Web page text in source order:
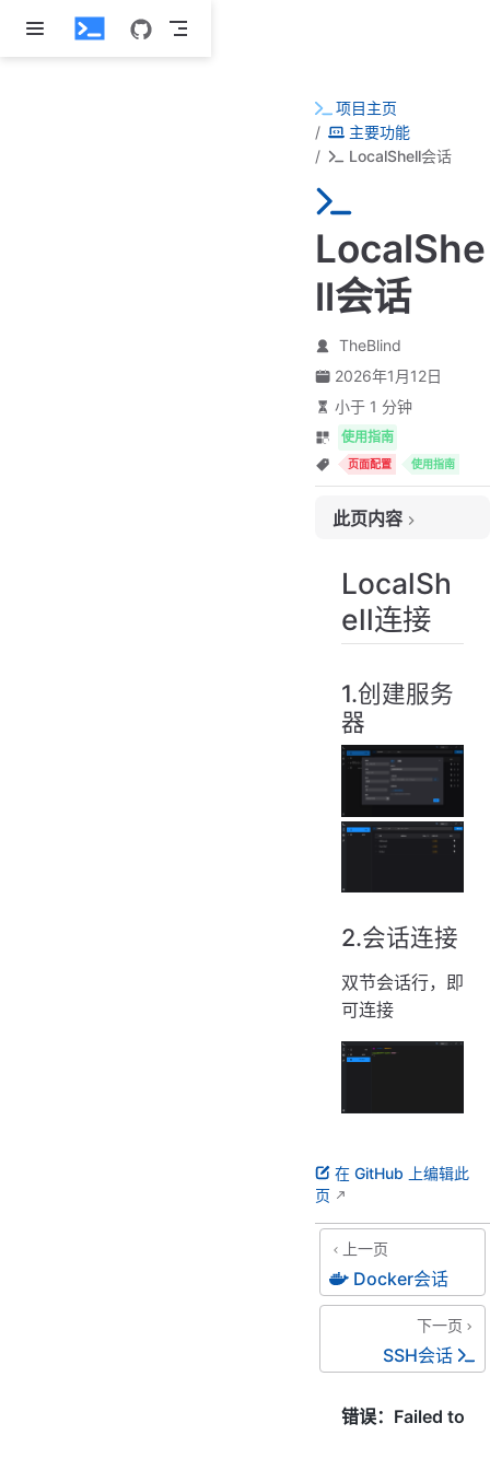
跳至主要內容
项目主页
主要功能
LocalShell会话
LocalShe
ll会话
TheBlind
2026年1月12日
小于 1 分钟
使用指南
页面配置 使用指南
此页内容
1.创建服务器
2.会话连接
LocalSh
ell连接
1.创建服务
器
2.会话连接
双节会话行，即
可连接
在 GitHub 上编辑此
页
上一页
Docker会话
下一页
SSH会话